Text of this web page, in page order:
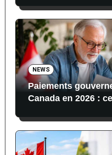
NEWS
Paiements
Canada en 2026 :